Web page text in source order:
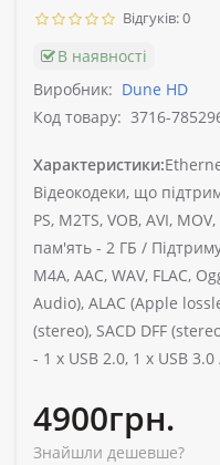
Відгуків: 0
В наявності
Виробник: Dune HD
Код товару: 3716-
Характеристики:
Відеокодеки, що
PS, M2TS, VOB, AVI,
пам'ять - 2 ГБ /
M4A, AAC, WAV, FLAC,
Audio), ALAC (Apple
(stereo), SACD DFF
- 1 x USB 2.0, 1 x USB 3.0
4900грн.
Знайшли дешевше?